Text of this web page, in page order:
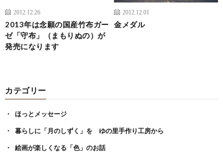
2012.12.26
2013年は念願の国産竹布ガー
ゼ「守布」（まもりぬの）が
発売になります
2012.12.01
金メダル
カテゴリー
ほっとメッセージ
暮らしに「月のしずく」を ゆの里手作り工房から
絵画が楽しくなる「色」のお話